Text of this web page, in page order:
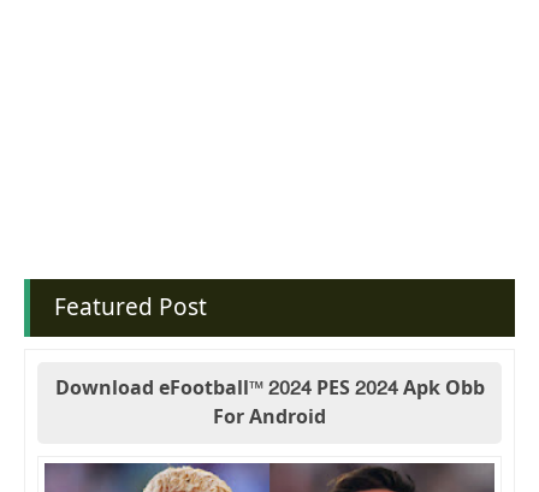
Featured Post
Download eFootball™ 2024 PES 2024 Apk Obb
For Android